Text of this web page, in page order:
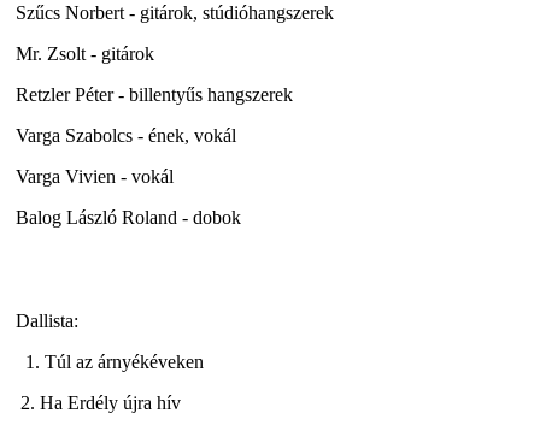
Szűcs Norbert - gitárok, stúdióhangszerek
Mr. Zsolt - gitárok
Retzler Péter - billentyűs hangszerek
Varga Szabolcs - ének, vokál
Varga Vivien - vokál
Balog László Roland - dobok
Dallista:
1. Túl az árnyékéveken
2. Ha Erdély újra hív